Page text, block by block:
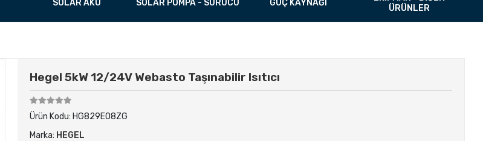
SOLAR AKÜ SOLAR POMPA - SÜRÜCÜ GÜÇ KAYNAĞI
ÜRÜNLER
Hegel 5kW 12/24V Webasto Taşınabilir Isıtıcı
Ürün Kodu: HG829EO8ZG
Marka: HEGEL